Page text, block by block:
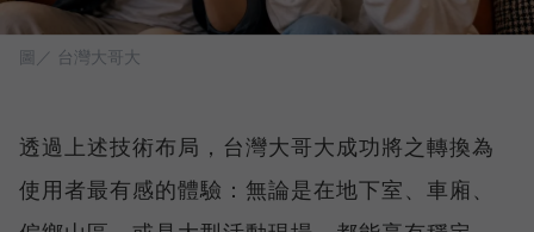
圖／ 台灣大哥大
透過上述技術布局，台灣大哥大成功將之轉換為
使用者最有感的體驗：無論是在地下室、車廂、